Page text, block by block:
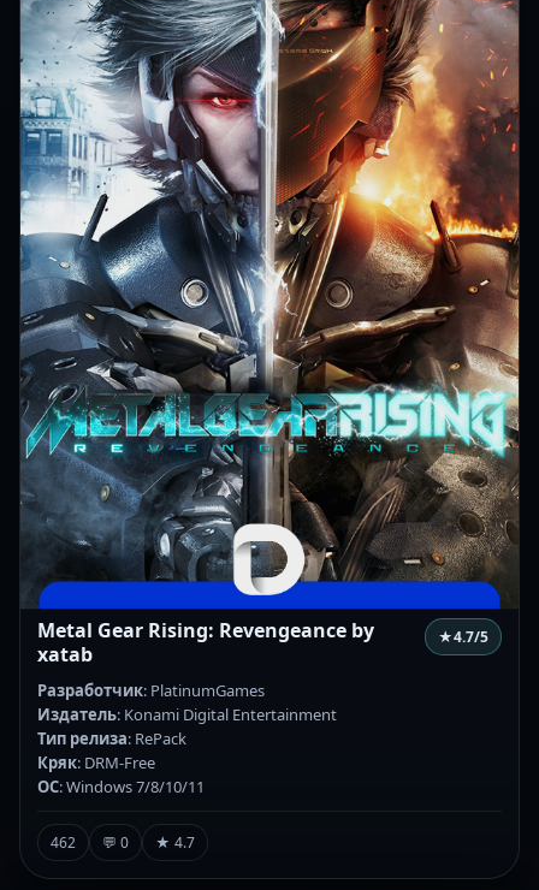
Metal Gear Rising: Revengeance by
xatab
★4.7/5
Разработчик: PlatinumGames
Издатель: Konami Digital Entertainment
Тип релиза: RePack
Кряк: DRM-Free
ОС: Windows 7/8/10/11
462 💬 0 ★ 4.7